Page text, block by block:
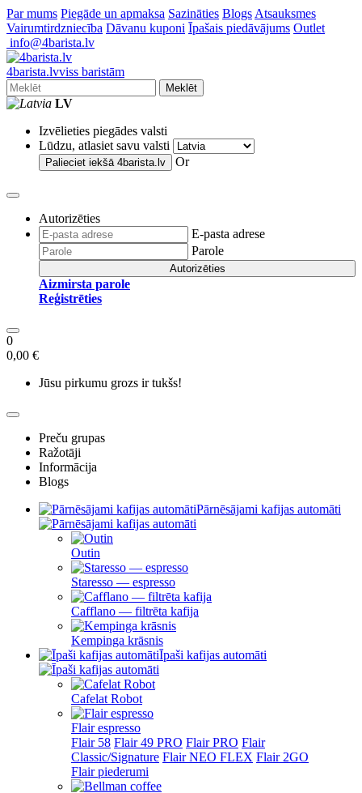
Par mums Piegāde un apmaksa Sazināties Blogs Atsauksmes
Vairumtirdzniecība Dāvanu kuponi Īpašais piedāvājums Outlet
info@4barista.lv
4barista.lvviss baristām
Meklēt
LV
Izvēlieties piegādes valsti
Lūdzu, atlasiet savu valsti
Palieciet iekšā 4barista.lv Or
Autorizēties
E-pasta adrese
Parole
Autorizēties
Aizmirsta parole
Reģistrēties
0
0,00 €
Jūsu pirkumu grozs ir tukšs!
Preču grupas
Ražotāji
Informācija
Blogs
Pārnēsājami kafijas automāti
Outin
Staresso — espresso
Cafflano — filtrēta kafija
Kempinga krāsnis
Īpaši kafijas automāti
Cafelat Robot
Flair espresso
Flair 58 Flair 49 PRO Flair PRO Flair
Classic/Signature Flair NEO FLEX Flair 2GO
Flair piederumi